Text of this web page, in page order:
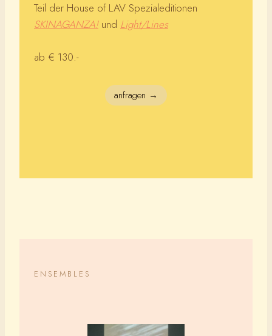
Teil der House of LAV Spezialeditionen
SKINAGANZA!und Light/Lines
ab € 130.-
anfragen →
ENSEMBLES